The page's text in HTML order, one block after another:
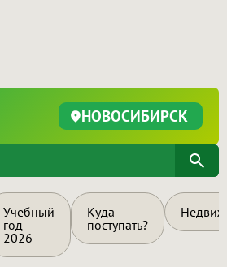
НОВОСИБИРСК
Учебный
год
2026
Куда
поступать?